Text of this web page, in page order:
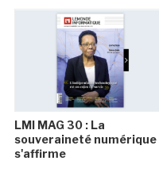
LMI MAG 30 : La
souveraineté numérique
s'affirme